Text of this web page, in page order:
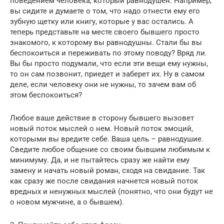
вы сидите и думаете о том, что надо отнести ему его
зубную щетку или книгу, которые у вас остались. А
теперь представьте на месте своего бывшего просто
знакомого, к которому вы равнодушны. Стали бы вы
беспокоиться и переживать по этому поводу? Вряд ли.
Вы бы просто подумали, что если эти вещи ему нужны,
то он сам позвонит, приедет и заберет их. Ну в самом
деле, если человеку они не нужны, то зачем вам об
этом беспокоиться?
Любое ваше действие в сторону бывшего вызовет
новый поток мыслей о нем. Новый поток эмоций,
которыми вы вредите себе. Ваша цель – равнодушие.
Сведите любое общение со своим бывшим любимым к
минимуму. Да, и не пытайтесь сразу же найти ему
замену и начать новый роман, сходя на свидание. Так
как сразу же после свидания начнется новый поток
вредных и ненужных мыслей (понятно, что они будут не
о новом мужчине, а о бывшем).